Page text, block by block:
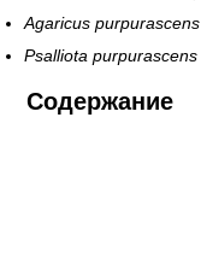
Agaricus purpurascens
Psalliota purpurascens
Содержание